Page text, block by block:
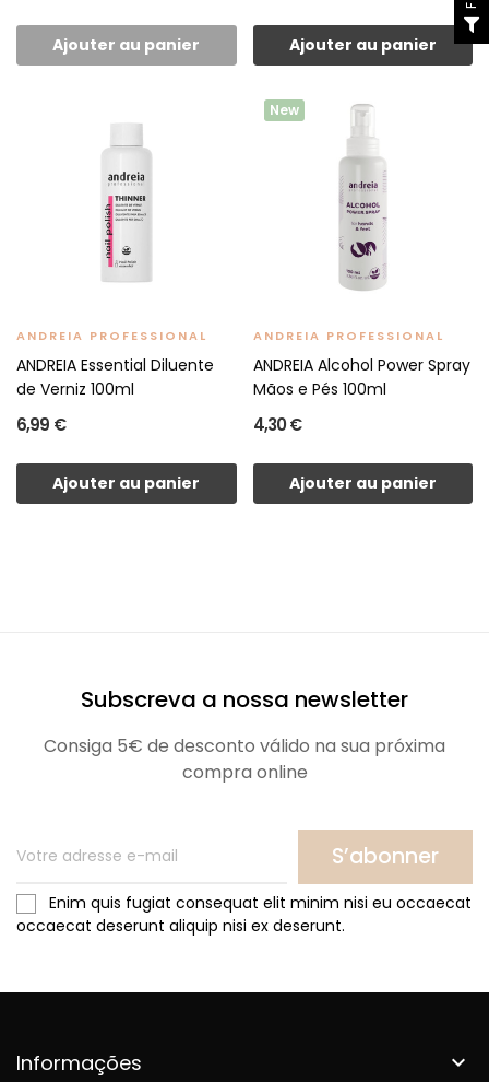
Ajouter au panier Ajouter au panier
ANDREIA PROFESSIONAL
ANDREIA Essential Diluente
de Verniz 100ml
6,99 €
Ajouter au panier
New
ANDREIA PROFESSIONAL
ANDREIA Alcohol Power Spray
Mãos e Pés 100ml
4,30 €
Ajouter au panier
Subscreva a nossa newsletter
Consiga 5€ de desconto válido na sua próxima
compra online
S’abonner
Enim quis fugiat consequat elit minim nisi eu occaecat
occaecat deserunt aliquip nisi ex deserunt.
Informações 